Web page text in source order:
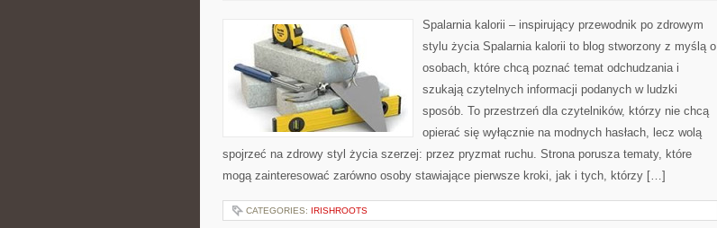
Spalarnia kalorii – inspirujący przewodnik po zdrowym
stylu życia Spalarnia kalorii to blog stworzony z myślą o
osobach, które chcą poznać temat odchudzania i
szukają czytelnych informacji podanych w ludzki
sposób. To przestrzeń dla czytelników, którzy nie chcą
opierać się wyłącznie na modnych hasłach, lecz wolą
spojrzeć na zdrowy styl życia szerzej: przez pryzmat ruchu. Strona porusza tematy, które
mogą zainteresować zarówno osoby stawiające pierwsze kroki, jak i tych, którzy […]
CATEGORIES: IRISHROOTS